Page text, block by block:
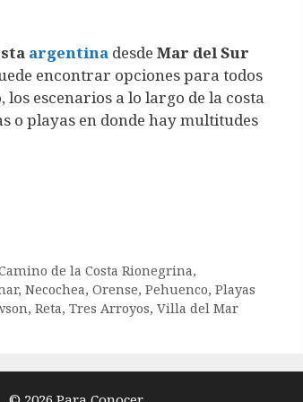
argentina desde Mar del Sur
encontrar opciones para todos
escenarios a lo largo de la costa
o playas en donde hay multitudes
de la Costa Rionegrina,
, Necochea, Orense, Pehuenco, Playas
, Reta, Tres Arroyos, Villa del Mar